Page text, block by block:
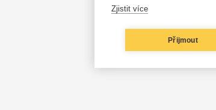
Zjistit více
Přijmout